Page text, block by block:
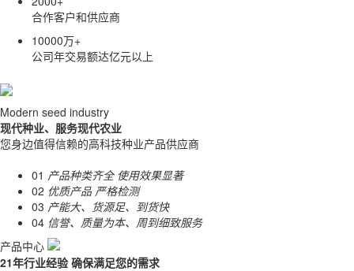
合作客户和供应商
10000万+
公司年交易额达亿元以上
Modern seed industry
现代种业、服务现代农业
您身边值得信赖的高科技种业产品供应商
01 产品种类齐全 使用效果显著
02 优质产品 严格检测
03 产能大、货源足、到货快
04 信誉、质量为本、周到细致服务
产品中心
21年行业经验 确保满足您的需求